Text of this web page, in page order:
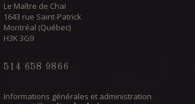
Le Maître de Chai
1643 rue Saint-Patrick
Montréal (Québec)
H3K 3G9
514 658 9866
Informations générales et administration